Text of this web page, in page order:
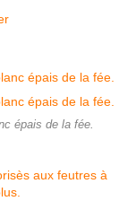
épais de la fée.